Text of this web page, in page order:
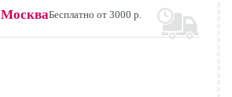
МоскваБесплатно от 3000 р.